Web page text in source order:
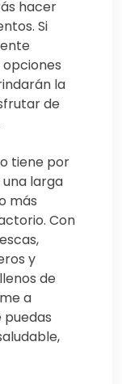
hacer
Si
la
de
tiene por
larga
más
Con
y
de
a
puedas